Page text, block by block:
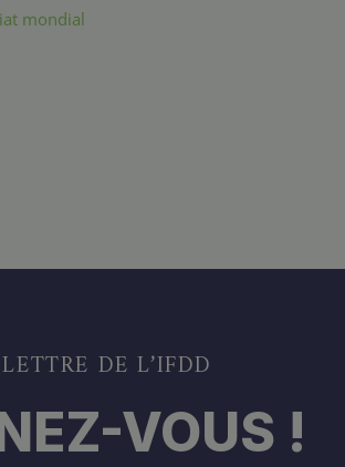
mondial
DE L’IFDD
VOUS !